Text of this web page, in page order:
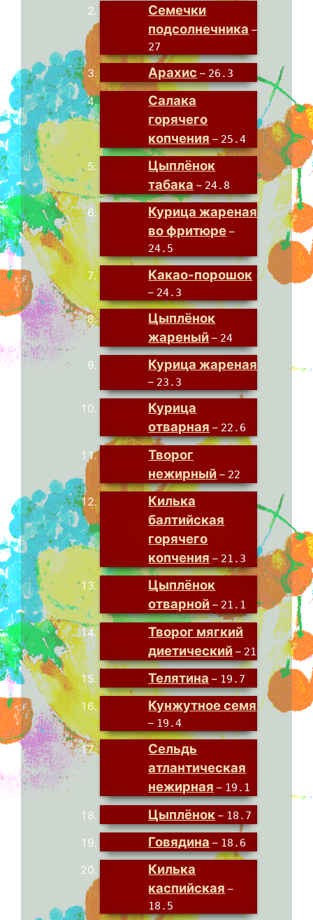
Семечки
подсолнечника –
27
Арахис – 26.3
Салака
горячего
копчения – 25.4
Цыплёнок
табака – 24.8
Курица жареная
во фритюре –
24.5
Какао-порошок
– 24.3
Цыплёнок
жареный – 24
Курица жареная
– 23.3
Курица
отварная – 22.6
Творог
нежирный – 22
Килька
балтийская
горячего
копчения – 21.3
Цыплёнок
отварной – 21.1
Творог мягкий
диетический – 21
Телятина – 19.7
Кунжутное семя
– 19.4
Сельдь
атлантическая
нежирная – 19.1
Цыплёнок – 18.7
Говядина – 18.6
Килька
каспийская –
18.5